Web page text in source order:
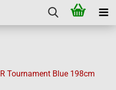
Tournament Blue 198cm